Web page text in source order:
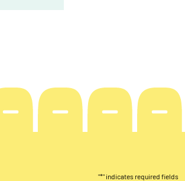
"*" indicates required fields